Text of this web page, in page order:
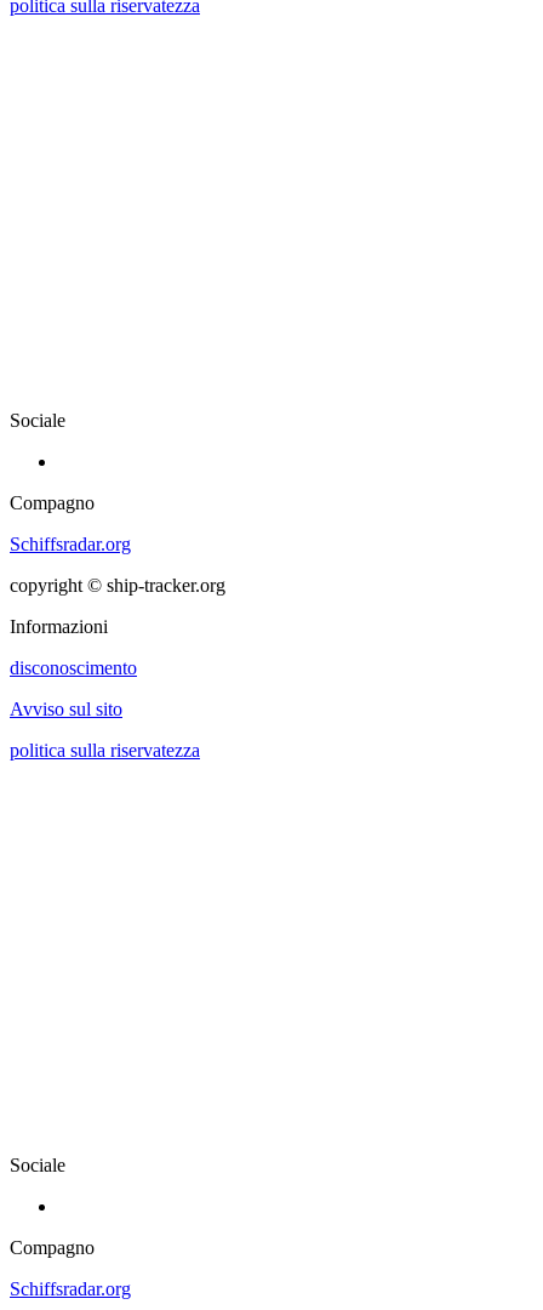
politica sulla riservatezza
Sociale
Compagno
Schiffsradar.org
copyright © ship-tracker.org
Informazioni
disconoscimento
Avviso sul sito
politica sulla riservatezza
Sociale
Compagno
Schiffsradar.org